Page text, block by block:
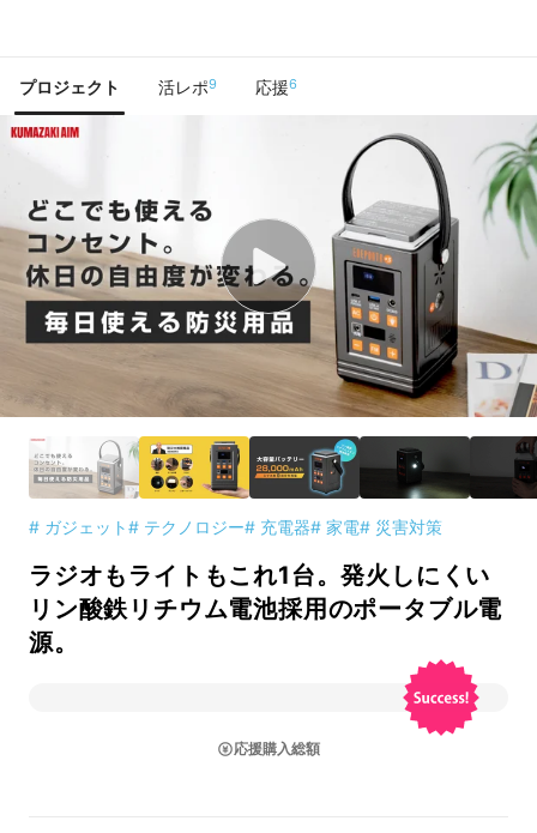
プロジェクト 活レポ9 応援6
# ガジェット# テクノロジー# 充電器# 家電# 災害対策
ラジオもライトもこれ1台。発火しにくい
リン酸鉄リチウム電池採用のポータブル電
源。
応援購入総額